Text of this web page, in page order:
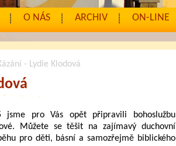
O NÁS ARCHIV ON-LINE
- Lydie Klodová
jsme pro Vás opět připravili bohoslužbu
Můžete se těšit na zajímavý duchovní
pro děti, básní a samozřejmě biblického